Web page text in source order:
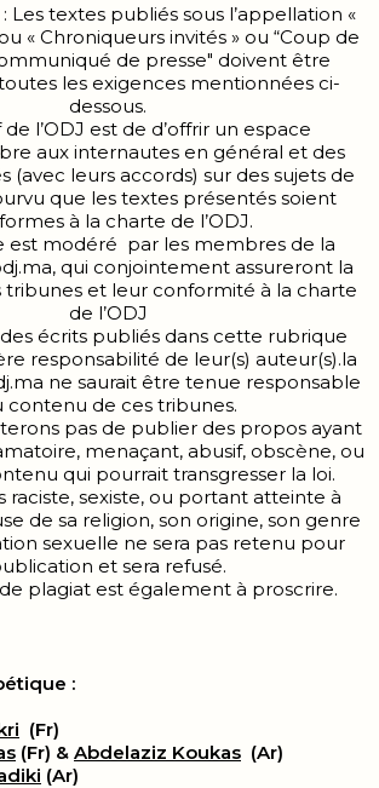
Les textes publiés sous l’appellation «
« Chroniqueurs invités » ou “Coup de
de presse" doivent être
les exigences mentionnées ci-
dessous.
de l’ODJ est de d’offrir un espace
aux internautes en général et des
(avec leurs accords) sur des sujets de
que les textes présentés soient
à la charte de l’ODJ.
est modéré par les membres de la
qui conjointement assureront la
tribunes et leur conformité à la charte
de l’ODJ
écrits publiés dans cette rubrique
responsabilité de leur(s) auteur(s).la
ne saurait être tenue responsable
contenu de ces tribunes.
pas de publier des propos ayant
menaçant, abusif, obscène, ou
qui pourrait transgresser la loi.
raciste, sexiste, ou portant atteinte à
de sa religion, son origine, son genre
sexuelle ne sera pas retenu pour
et sera refusé.
plagiat est également à proscrire.
:
(Fr)
(Fr) & Abdelaziz Koukas (Ar)
(Ar)